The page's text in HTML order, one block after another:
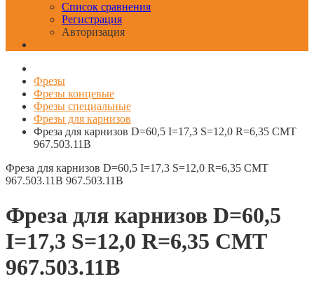
Список сравнения
Регистрация
Авторизация
Фрезы
Фрезы концевые
Фрезы специальные
Фрезы для карнизов
Фреза для карнизов D=60,5 I=17,3 S=12,0 R=6,35 CMT
967.503.11B
Фреза для карнизов D=60,5 I=17,3 S=12,0 R=6,35 CMT
967.503.11B 967.503.11B
Фреза для карнизов D=60,5
I=17,3 S=12,0 R=6,35 CMT
967.503.11B